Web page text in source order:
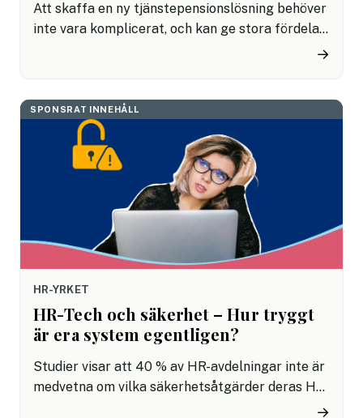
Att skaffa en ny tjänstepensionslösning behöver
inte vara komplicerat, och kan ge stora fördelar.
→
SPONSRAT INNEHÅLL
HR-YRKET
HR-Tech och säkerhet – Hur tryggt
är era system egentligen?
Studier visar att 40 % av HR-avdelningar inte är
medvetna om vilka säkerhetsåtgärder deras HR-
→